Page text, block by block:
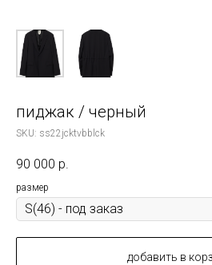
пиджак / черный
SKU: ss22jcktvbblck
90 000 р.
размер
добавить в